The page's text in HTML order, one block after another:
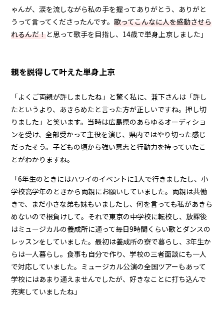
ゃんが、涙を流しながら私の手を握ってありがとう、ありがと
うって言ってくださったんです。歌ってこんなに人を感動させら
れるんだ！ と思って歌手を目指し、14歳で単身上京しました」
親を説得して叶えた単身上京
「よくご両親が許しましたね」と驚く私に、兼下さんは「許し
たというより、あきらめたと言った方が正しいですね。押し切
りました」と笑います。当時は広島県のあらゆるオーディショ
ンを受け、全部受かって主役を演じ、県内ではやり切った感じ
だったそう。子どもの頃から強い意志と行動力を持っていたこ
とがわかりますね。
「6年生のときにはハワイのイベントに1人で行きましたし、小
学校高学年のときから両親にお願いしていました。両親は共働
きで、まだ小さな弟も妹もいましたし、何を言っても私があきら
めないので根負けして。それで東京の中学校に転校し、放課後
はミュージカルの養成所に通って毎日9時間くらい歌とダンスの
レッスンをしていました。最初は養成所の寮で暮らし、3年生か
らは一人暮らし。食事も自分で作り、学校の三者面談にも一人
で対応していました。ミュージカル公演の全国ツアーもあって
学校にはあまり通えませんでしたが、好きなことに打ち込んで
充実していましたね」